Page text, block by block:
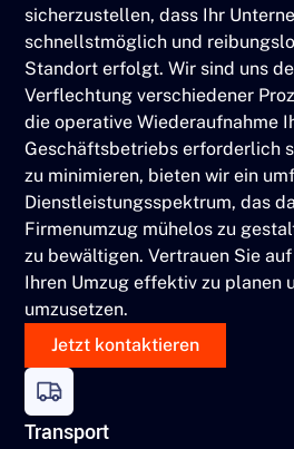
sicherzustellen, dass Ihr
schnellstmöglich und
Standort erfolgt. Wir sind uns
Verflechtung verschiedener
die operative Wiederaufnahme
Geschäftsbetriebs erforderlich
zu minimieren, bieten wir ein
Dienstleistungsspektrum, das
Firmenumzug mühelos zu
zu bewältigen. Vertrauen Sie
Ihren Umzug effektiv zu planen
umzusetzen.
Jetzt kontaktieren
Transport